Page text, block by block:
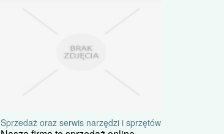
Sprzedaż oraz serwis narzędzi i sprzętów